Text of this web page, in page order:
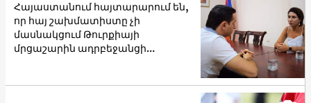
Հայաստանում հայտարարում են,
որ հայ շախմատիստը չի
մասնակցում Թուրքիայի
մրցաշարին ադրբեջանցի